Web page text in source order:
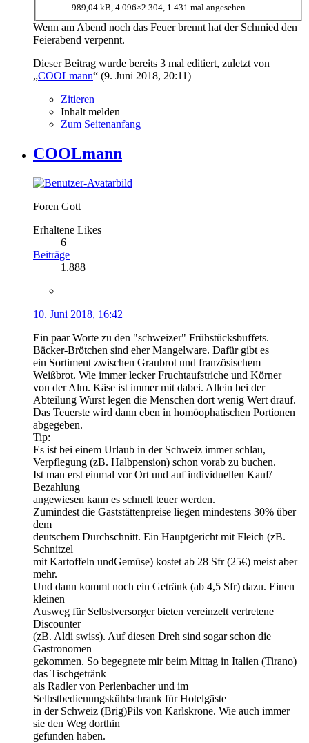
989,04 kB, 4.096×2.304, 1.431 mal angesehen
Wenn am Abend noch das Feuer brennt hat der Schmied den
Feierabend verpennt.
Dieser Beitrag wurde bereits 3 mal editiert, zuletzt von
„COOLmann“ (9. Juni 2018, 20:11)
Zitieren
Inhalt melden
Zum Seitenanfang
COOLmann
Foren Gott
Erhaltene Likes
6
Beiträge
1.888
10. Juni 2018, 16:42
Ein paar Worte zu den "schweizer" Frühstücksbuffets.
Bäcker-Brötchen sind eher Mangelware. Dafür gibt es
ein Sortiment zwischen Graubrot und französischem
Weißbrot. Wie immer lecker Fruchtaufstriche und Körner
von der Alm. Käse ist immer mit dabei. Allein bei der
Abteilung Wurst legen die Menschen dort wenig Wert drauf.
Das Teuerste wird dann eben in homöophatischen Portionen
abgegeben.
Tip:
Es ist bei einem Urlaub in der Schweiz immer schlau,
Verpflegung (zB. Halbpension) schon vorab zu buchen.
Ist man erst einmal vor Ort und auf individuellen Kauf/
Bezahlung
angewiesen kann es schnell teuer werden.
Zumindest die Gaststättenpreise liegen mindestens 30% über
dem
deutschem Durchschnitt. Ein Hauptgericht mit Fleich (zB.
Schnitzel
mit Kartoffeln undGemüse) kostet ab 28 Sfr (25€) meist aber
mehr.
Und dann kommt noch ein Getränk (ab 4,5 Sfr) dazu. Einen
kleinen
Ausweg für Selbstversorger bieten vereinzelt vertretene
Discounter
(zB. Aldi swiss). Auf diesen Dreh sind sogar schon die
Gastronomen
gekommen. So begegnete mir beim Mittag in Italien (Tirano)
das Tischgetränk
als Radler von Perlenbacher und im
Selbstbedienungskühlschrank für Hotelgäste
in der Schweiz (Brig)Pils von Karlskrone. Wie auch immer
sie den Weg dorthin
gefunden haben.